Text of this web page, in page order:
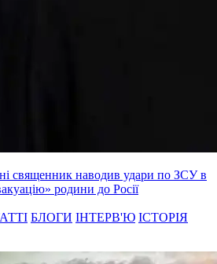
священник наводив удари по ЗСУ в
родини до Росії
БЛОГИ ІНТЕРВ'Ю ІСТОРІЯ